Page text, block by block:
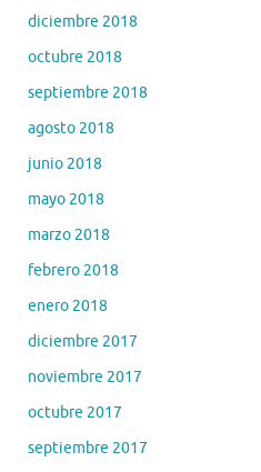
diciembre 2018
octubre 2018
septiembre 2018
agosto 2018
junio 2018
mayo 2018
marzo 2018
febrero 2018
enero 2018
diciembre 2017
noviembre 2017
octubre 2017
septiembre 2017